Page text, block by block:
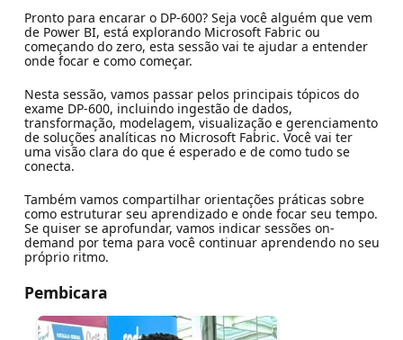
Pronto para encarar o DP-600? Seja você alguém que vem
de Power BI, está explorando Microsoft Fabric ou
começando do zero, esta sessão vai te ajudar a entender
onde focar e como começar.
Nesta sessão, vamos passar pelos principais tópicos do
exame DP-600, incluindo ingestão de dados,
transformação, modelagem, visualização e gerenciamento
de soluções analíticas no Microsoft Fabric. Você vai ter
uma visão clara do que é esperado e de como tudo se
conecta.
Também vamos compartilhar orientações práticas sobre
como estruturar seu aprendizado e onde focar seu tempo.
Se quiser se aprofundar, vamos indicar sessões on-
demand por tema para você continuar aprendendo no seu
próprio ritmo.
Pembicara